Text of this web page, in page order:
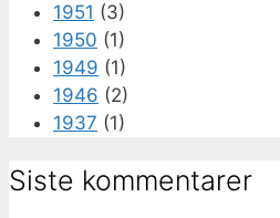
1951 (3)
1950 (1)
1949 (1)
1946 (2)
1937 (1)
Siste kommentarer